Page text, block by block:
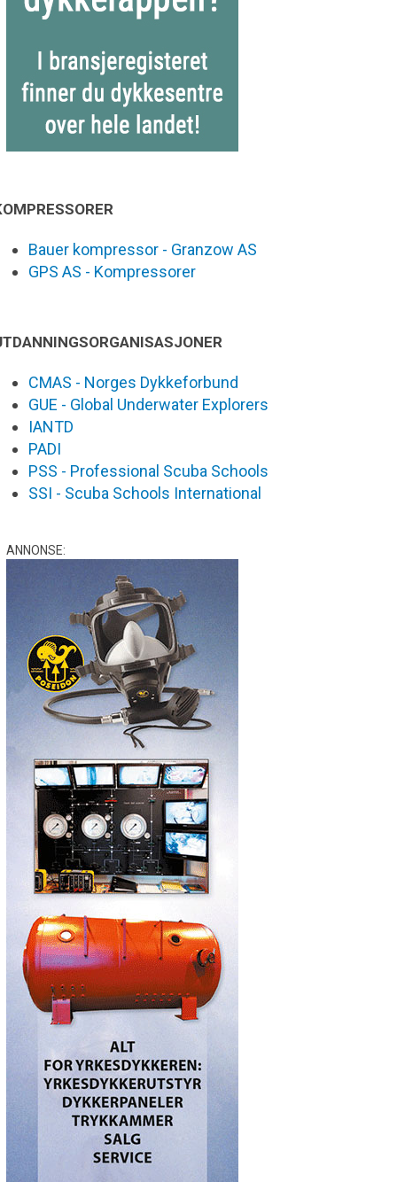
Bauer kompressor - Granzow AS
GPS AS - Kompressorer
CMAS - Norges Dykkeforbund
GUE - Global Underwater Explorers
IANTD
PADI
PSS - Professional Scuba Schools
SSI - Scuba Schools International
ANNONSE: